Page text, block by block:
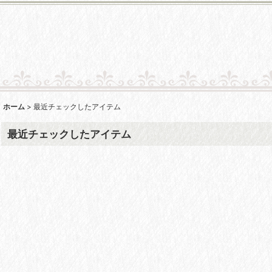
ホーム > 最近チェックしたアイテム
最近チェックしたアイテム